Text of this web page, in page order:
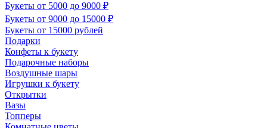
Букеты от 5000 до 9000 ₽
Букеты от 9000 до 15000 ₽
Букеты от 15000 рублей
Подарки
Конфеты к букету
Подарочные наборы
Воздушные шары
Игрушки к букету
Открытки
Вазы
Топперы